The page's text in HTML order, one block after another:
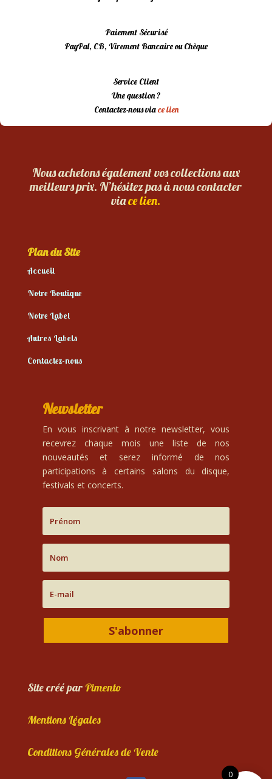
Paiement Sécurisé
PayPal, CB, Virement Bancaire ou Chèque
Service Client
Une question ?
Contactez-nous viace lien
Nous achetons également vos collections aux
meilleurs prix. N’hésitez pas à nous contacter
viace lien.
Plan du Site
Accueil
Notre Boutique
Notre Label
Autres Labels
Contactez-nous
Newsletter
En vous inscrivant à notre newsletter, vous
recevrez chaque mois une liste de nos
nouveautés et serez informé de nos
participations à certains salons du disque,
festivals et concerts.
S'abonner
Site créé parPimento
Mentions Légales
Conditions Générales de Vente
0